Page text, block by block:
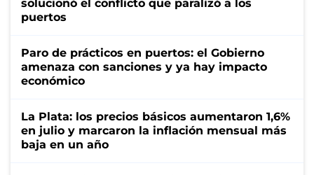
solucionó el conflicto que paralizó a los
puertos
Paro de prácticos en puertos: el Gobierno
amenaza con sanciones y ya hay impacto
económico
La Plata: los precios básicos aumentaron 1,6%
en julio y marcaron la inflación mensual más
baja en un año